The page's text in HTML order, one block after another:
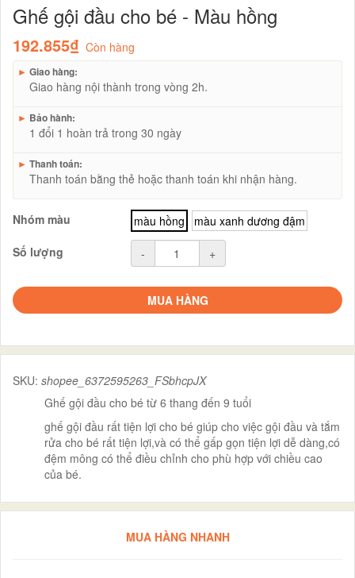
Ghế gội đầu cho bé - Màu hồng
192.855₫ Còn hàng
► Giao hàng:
Giao hàng nội thành trong vòng 2h.
► Bảo hành:
1 đổi 1 hoàn trả trong 30 ngày
► Thanh toán:
Thanh toán bằng thẻ hoặc thanh toán khi nhận hàng.
Nhóm màu màu hồng
màu xanh dương đậm
Số lượng
- +
MUA HÀNG
SKU: shopee_6372595263_FSbhcpJX
Ghế gội đầu cho bé từ 6 thang đến 9 tuổi
ghế gội đầu rất tiện lợi cho bé giúp cho việc gội đầu và tắm
rửa cho bé rất tiện lợi,và có thể gấp gọn tiện lợi dễ dàng,có
đệm mông có thể điều chỉnh cho phù hợp với chiều cao
của bé.
MUA HÀNG NHANH